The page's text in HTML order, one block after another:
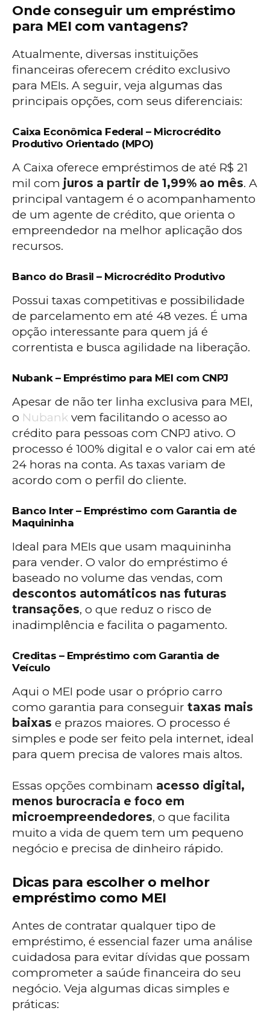
Onde conseguir um empréstimo
para MEI com vantagens?
Atualmente, diversas instituições
financeiras oferecem crédito exclusivo
para MEIs. A seguir, veja algumas das
principais opções, com seus diferenciais:
Caixa Econômica Federal – Microcrédito
Produtivo Orientado (MPO)
A Caixa oferece empréstimos de até R$ 21
mil com juros a partir de 1,99% ao mês. A
principal vantagem é o acompanhamento
de um agente de crédito, que orienta o
empreendedor na melhor aplicação dos
recursos.
Banco do Brasil – Microcrédito Produtivo
Possui taxas competitivas e possibilidade
de parcelamento em até 48 vezes. É uma
opção interessante para quem já é
correntista e busca agilidade na liberação.
Nubank – Empréstimo para MEI com CNPJ
Apesar de não ter linha exclusiva para MEI,
o Nubank vem facilitando o acesso ao
crédito para pessoas com CNPJ ativo. O
processo é 100% digital e o valor cai em até
24 horas na conta. As taxas variam de
acordo com o perfil do cliente.
Banco Inter – Empréstimo com Garantia de
Maquininha
Ideal para MEIs que usam maquininha
para vender. O valor do empréstimo é
baseado no volume das vendas, com
descontos automáticos nas futuras
transações, o que reduz o risco de
inadimplência e facilita o pagamento.
Creditas – Empréstimo com Garantia de
Veículo
Aqui o MEI pode usar o próprio carro
como garantia para conseguir taxas mais
baixas e prazos maiores. O processo é
simples e pode ser feito pela internet, ideal
para quem precisa de valores mais altos.
Essas opções combinam acesso digital,
menos burocracia e foco em
microempreendedores, o que facilita
muito a vida de quem tem um pequeno
negócio e precisa de dinheiro rápido.
Dicas para escolher o melhor
empréstimo como MEI
Antes de contratar qualquer tipo de
empréstimo, é essencial fazer uma análise
cuidadosa para evitar dívidas que possam
comprometer a saúde financeira do seu
negócio. Veja algumas dicas simples e
práticas: